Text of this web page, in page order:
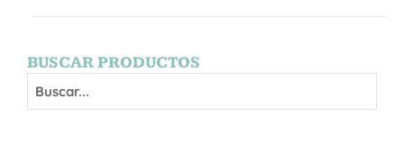
BUSCAR PRODUCTOS